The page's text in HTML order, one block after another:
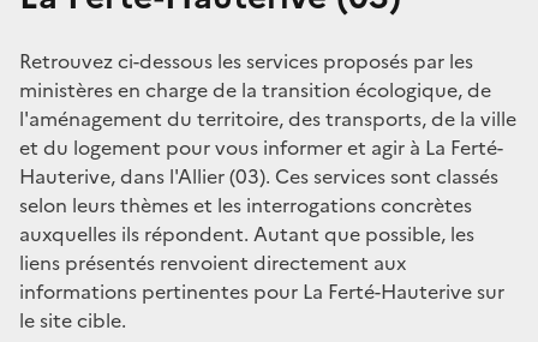
Retrouvez ci-dessous les services proposés par les
ministères en charge de la transition écologique, de
l'aménagement du territoire, des transports, de la ville
et du logement pour vous informer et agir à La Ferté-
Hauterive, dans l'Allier (03). Ces services sont classés
selon leurs thèmes et les interrogations concrètes
auxquelles ils répondent. Autant que possible, les
liens présentés renvoient directement aux
informations pertinentes pour La Ferté-Hauterive sur
le site cible.